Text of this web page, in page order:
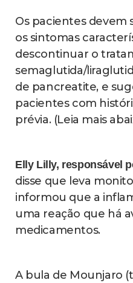
Os pacientes devem
os sintomas
descontinuar o
semaglutida/
de pancreatite, e
pacientes com
prévia. (Leia mais
Elly Lilly, responsável
disse que leva
informou que a
uma reação que há
medicamentos.
A bula de Mounjaro